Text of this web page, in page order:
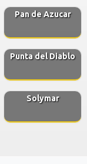
Pan de Azucar
Punta del Diablo
Solymar